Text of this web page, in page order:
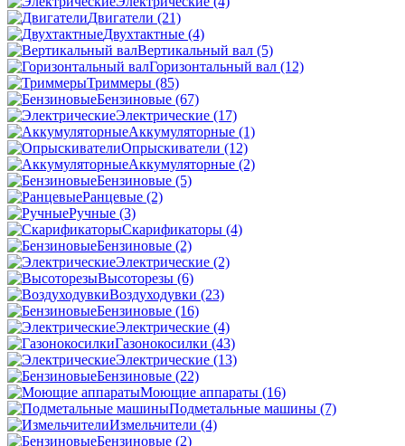
Двигатели (21)
Двухтактные (4)
Вертикальный вал (5)
Горизонтальный вал (12)
Триммеры (85)
Бензиновые (67)
Электрические (17)
Аккумуляторные (1)
Опрыскиватели (12)
Аккумуляторные (2)
Бензиновые (5)
Ранцевые (2)
Ручные (3)
Скарификаторы (4)
Бензиновые (2)
Электрические (2)
Высоторезы (6)
Воздуходувки (23)
Бензиновые (16)
Электрические (4)
Газонокосилки (43)
Электрические (13)
Бензиновые (22)
Моющие аппараты (16)
Подметальные машины (7)
Измельчители (4)
Бензиновые (2)